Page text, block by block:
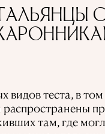
видов теста, в
там, где